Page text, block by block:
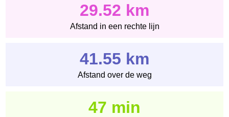
29.52 km
Afstand in een rechte lijn
41.55 km
Afstand over de weg
47 min